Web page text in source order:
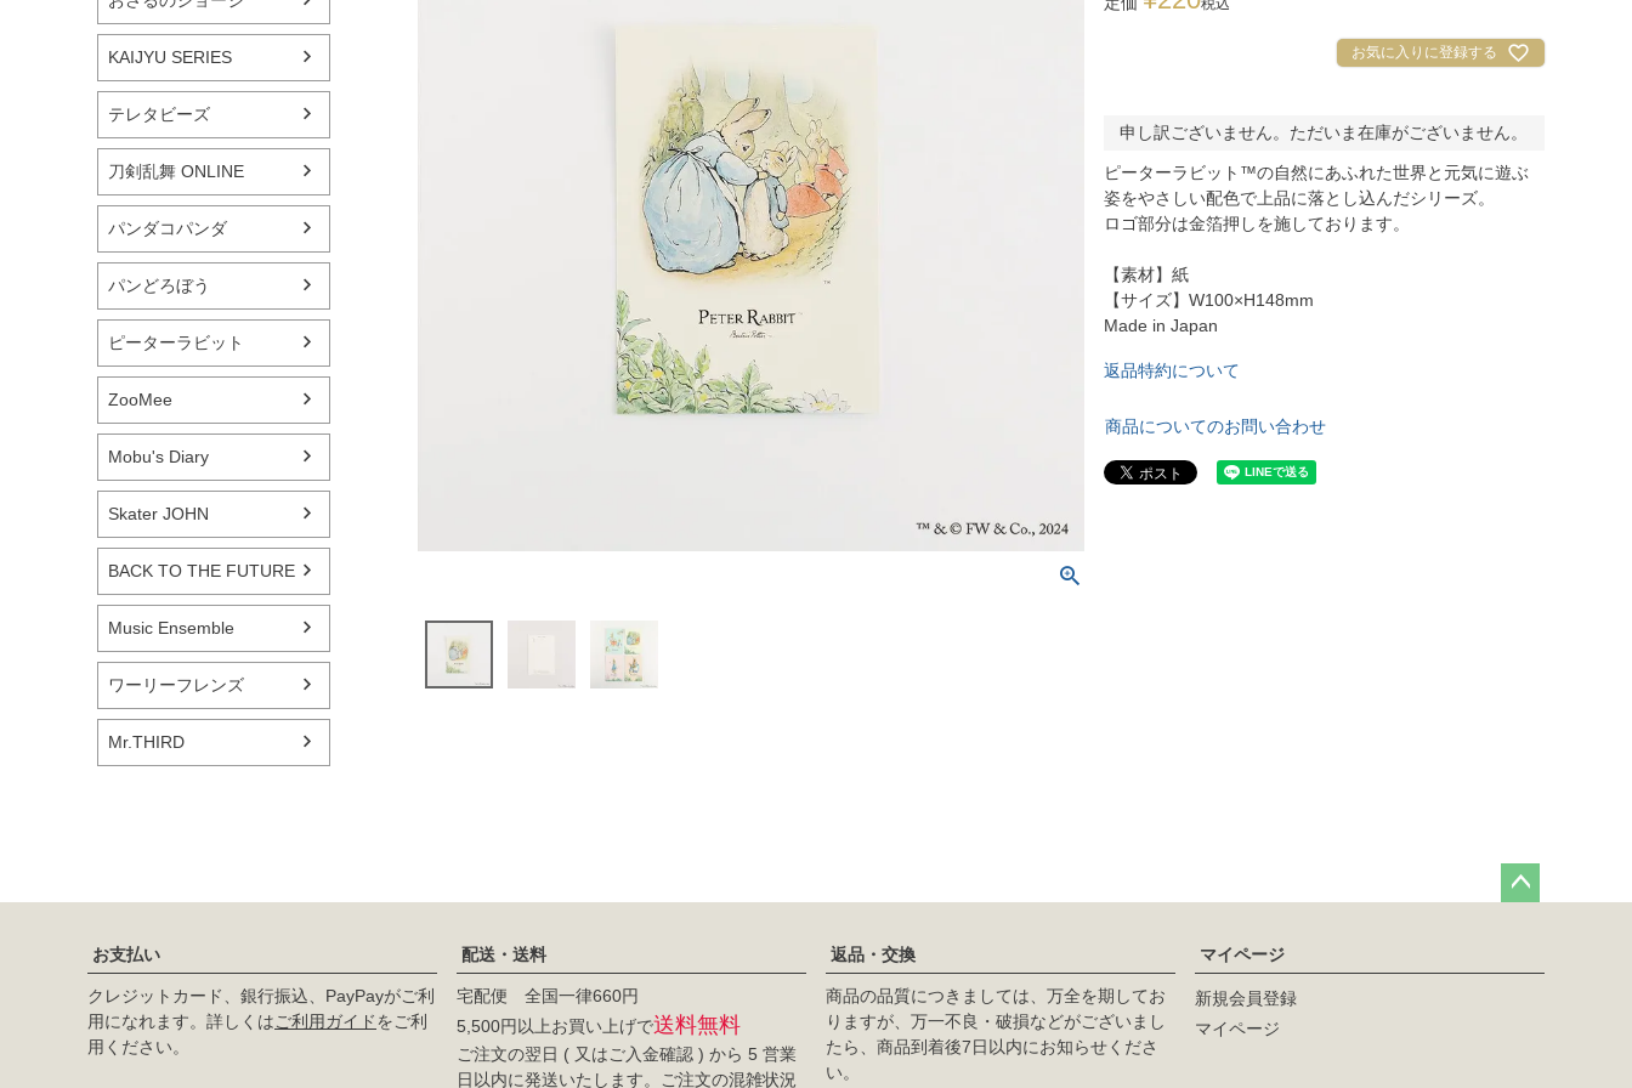
KAIJYU SERIES
テレタビーズ
刀剣乱舞 ONLINE
パンダコパンダ
パンどろぼう
ピーターラビット
ZooMee
Mobu's Diary
Skater JOHN
BACK TO THE FUTURE
Music Ensemble
ワーリーフレンズ
Mr.THIRD
お気に入りに登録する
申し訳ございません。ただいま在庫がございません。
ピーターラビット™の自然にあふれた世界と元気に遊ぶ
姿をやさしい配色で上品に落とし込んだシリーズ。
ロゴ部分は金箔押しを施しております。
【素材】紙
【サイズ】W100×H148mm
Made in Japan
返品特約について
商品についてのお問い合わせ
お支払い
クレジットカード、銀行振込、PayPayがご利
用になれます。詳しくはご利用ガイドをご利
用ください。
配送・送料
宅配便 全国一律660円
5,500円以上お買い上げで送料無料
ご注文の翌日 ( 又はご入金確認 ) から 5 営業
日以内に発送いたします。ご注文の混雑状況
返品・交換
商品の品質につきましては、万全を期してお
りますが、万一不良・破損などがございまし
たら、商品到着後7日以内にお知らせくださ
い。
マイページ
新規会員登録
マイページ